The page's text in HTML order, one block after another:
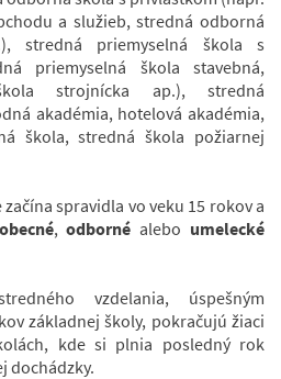
a služieb, stredná odborná
stredná priemyselná škola s
priemyselná škola stavebná,
strojnícka ap.), stredná
akadémia, hotelová akadémia,
škola, stredná škola požiarnej
spravidla vo veku 15 rokov a
,odborné alebo umelecké
vzdelania, úspešným
základnej školy, pokračujú žiaci
kde si plnia posledný rok
dochádzky.